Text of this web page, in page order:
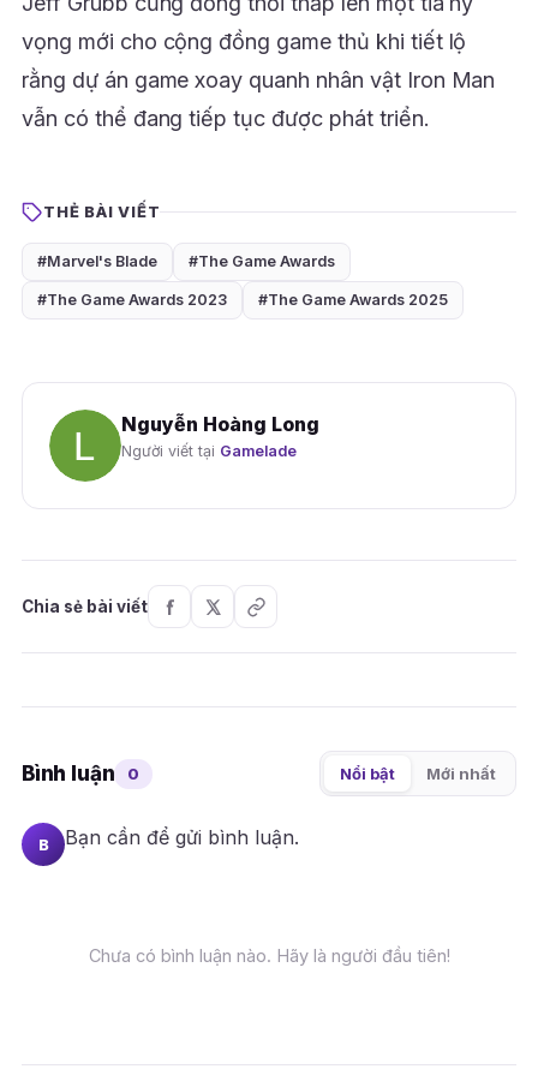
vọng mới cho cộng đồng game thủ khi tiết lộ
rằng dự án game xoay quanh nhân vật Iron Man
vẫn có thể đang tiếp tục được phát triển.
THẺ BÀI VIẾT
#Marvel's Blade #The Game Awards
#The Game Awards 2023 #The Game Awards 2025
Nguyễn Hoàng Long
Người viết tại Gamelade
Chia sẻ bài viết
Bình luận 0 Nổi bật Mới nhất
B Bạn cần để gửi bình luận.
Chưa có bình luận nào. Hãy là người đầu tiên!